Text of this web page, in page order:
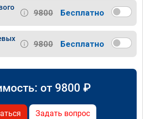
9800 Бесплатно
9800 Бесплатно
от 9800 ₽
Задать вопрос